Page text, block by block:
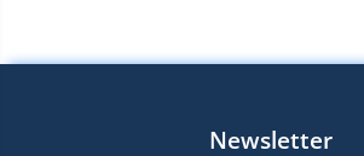
Newsletter